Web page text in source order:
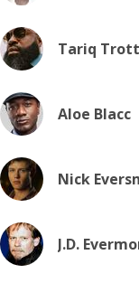
Tariq
Aloe Blacc
Nick
J.D.